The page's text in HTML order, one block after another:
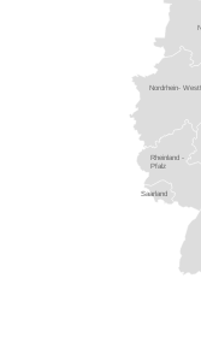
Nordrhein-
Rheinland -
Pfalz
Saarland